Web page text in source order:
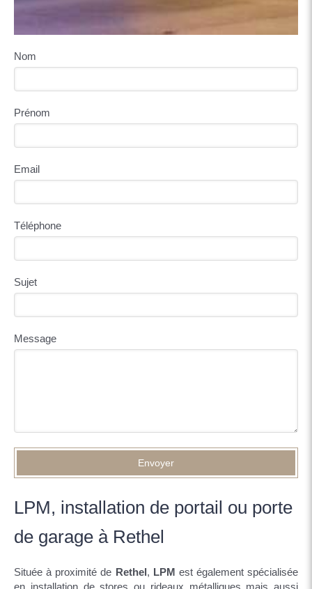
Nom
Prénom
Email
Téléphone
Sujet
Message
Envoyer
LPM, installation de portail ou porte
de garage à Rethel
Située à proximité de Rethel, LPM est également spécialisée
en installation de stores ou rideaux métalliques mais aussi